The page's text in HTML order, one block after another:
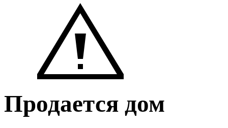
Продается дом